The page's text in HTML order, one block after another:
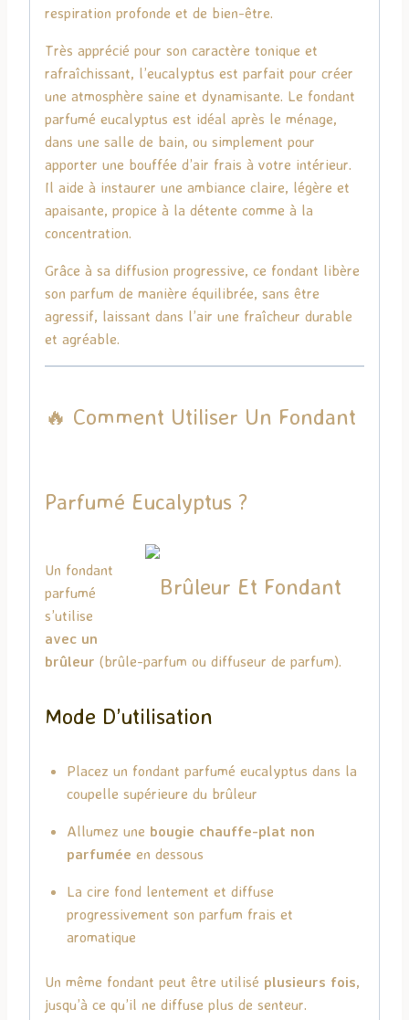
respiration profonde et de bien-être.
Très apprécié pour son caractère tonique et
rafraîchissant, l’eucalyptus est parfait pour créer
une atmosphère saine et dynamisante. Le fondant
parfumé eucalyptus est idéal après le ménage,
dans une salle de bain, ou simplement pour
apporter une bouffée d’air frais à votre intérieur.
Il aide à instaurer une ambiance claire, légère et
apaisante, propice à la détente comme à la
concentration.
Grâce à sa diffusion progressive, ce fondant libère
son parfum de manière équilibrée, sans être
agressif, laissant dans l’air une fraîcheur durable
et agréable.
🔥 Comment Utiliser Un Fondant
Parfumé Eucalyptus ?
Un fondant
parfumé
s’utilise
avec un
brûleur (brûle-parfum ou diffuseur de parfum).
Mode D’utilisation
Placez un fondant parfumé eucalyptus dans la
coupelle supérieure du brûleur
Allumez une bougie chauffe-plat non
parfumée en dessous
La cire fond lentement et diffuse
progressivement son parfum frais et
aromatique
Un même fondant peut être utilisé plusieurs fois,
jusqu’à ce qu’il ne diffuse plus de senteur.